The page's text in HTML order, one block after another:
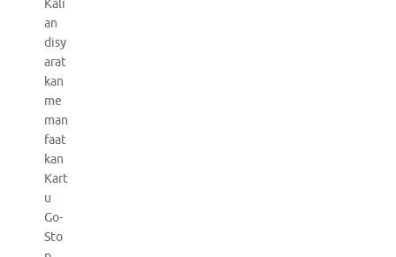
Kali
an
disy
arat
kan
me
man
faat
kan
Kart
u
Go-
Sto